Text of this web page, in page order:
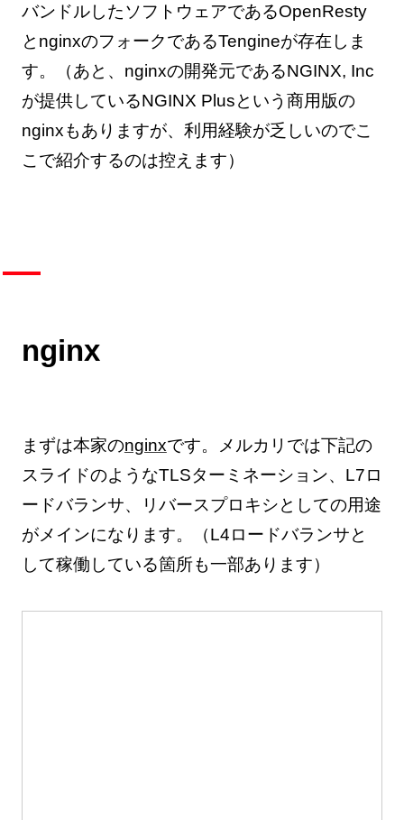
バンドルしたソフトウェアであるOpenResty
とnginxのフォークであるTengineが存在しま
す。（あと、nginxの開発元であるNGINX, Inc
が提供しているNGINX Plusという商用版の
nginxもありますが、利用経験が乏しいのでこ
こで紹介するのは控えます）
nginx
まずは本家のnginxです。メルカリでは下記の
スライドのようなTLSターミネーション、L7ロ
ードバランサ、リバースプロキシとしての用途
がメインになります。（L4ロードバランサと
して稼働している箇所も一部あります）